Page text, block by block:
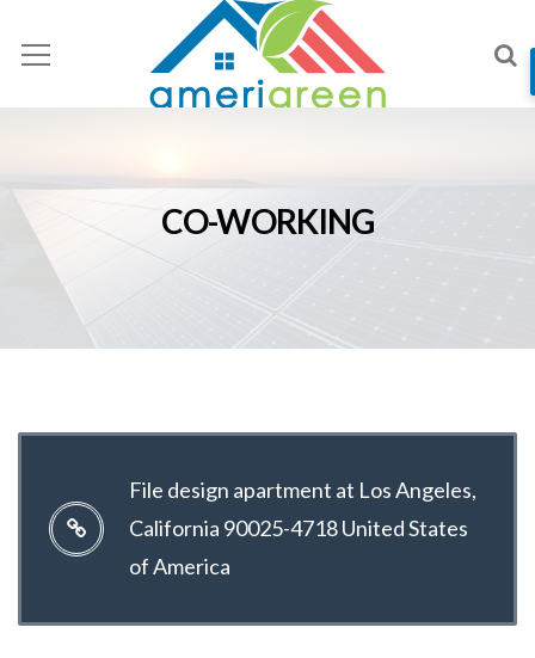
CO-WORKING
File design apartment at Los Angeles,
California 90025-4718 United States
of America